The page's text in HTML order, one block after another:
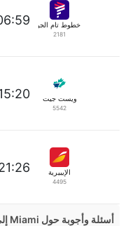
خطوط تام الجوية
2181
ويست جيت
5542
الإيبيرية
4495
أسئلة وأجوبة حول Miami إلى Nashville الرحلات الجوية